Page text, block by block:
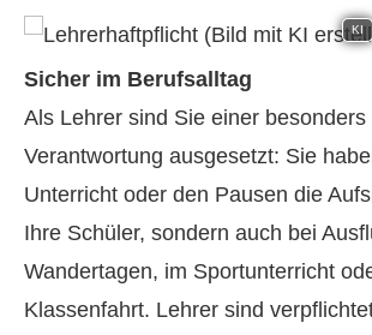
KI
Sicher im Berufsalltag
Als Lehrer sind Sie einer besonders
Verantwortung ausgesetzt: Sie
Unterricht oder den Pausen die
Ihre Schüler, sondern auch bei
Wandertagen, im Sportunterricht
Klassenfahrt. Lehrer sind